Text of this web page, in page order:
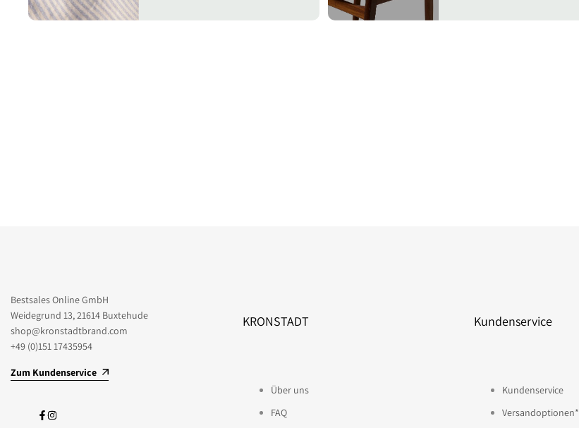
Bestsales Online GmbH
Weidegrund 13, 21614 Buxtehude
shop@kronstadtbrand.com
+49 (0)151 17435954
Zum Kundenservice
Facebook
Instagram
KRONSTADT
Über uns
FAQ
Kundenservice
Kundenservice
Versandoptionen*